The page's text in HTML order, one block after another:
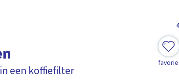
een koffiefilter